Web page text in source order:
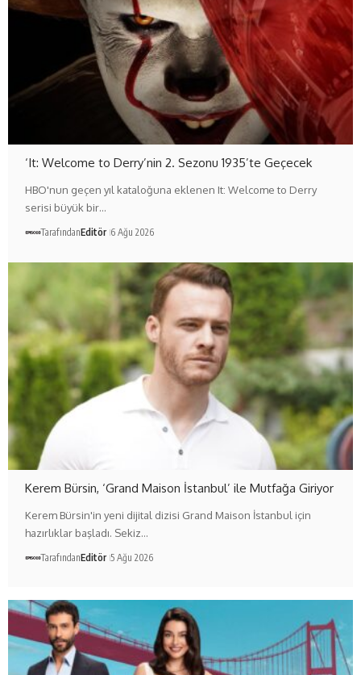
‘It: Welcome to Derry’nin 2. Sezonu 1935’te Geçecek
HBO'nun geçen yıl kataloğuna eklenen It: Welcome to Derry
serisi büyük bir…
TarafındanEditör 6 Ağu 2026
Kerem Bürsin, ‘Grand Maison İstanbul’ ile Mutfağa Giriyor
Kerem Bürsin'in yeni dijital dizisi Grand Maison İstanbul için
hazırlıklar başladı. Sekiz…
TarafındanEditör 5 Ağu 2026